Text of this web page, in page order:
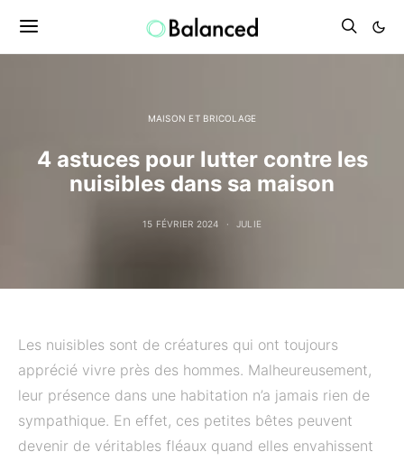
MAISON ET BRICOLAGE
4 astuces pour lutter contre les
nuisibles dans sa maison
15 FÉVRIER 2024 JULIE
Les nuisibles sont de créatures qui ont toujours
apprécié vivre près des hommes. Malheureusement,
leur présence dans une habitation n’a jamais rien de
sympathique. En effet, ces petites bêtes peuvent
devenir de véritables fléaux quand elles envahissent